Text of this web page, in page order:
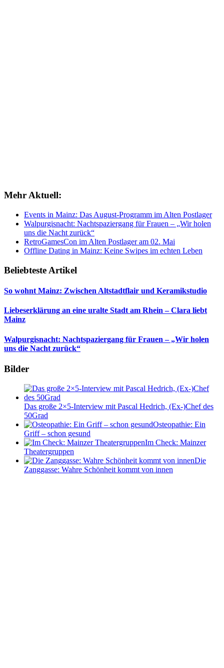
Mehr Aktuell:
Events in Mainz: Das August-Programm im Alten Postlager
Walpurgisnacht: Nachtspaziergang für Frauen – „Wir holen
uns die Nacht zurück“
RetroGamesCon im Alten Postlager am 02. Mai
Offline Dating in Mainz: Keine Swipes im echten Leben
Beliebteste Artikel
So wohnt Mainz: Zwischen Altstadtflair und Keramikstudio
Liebeserklärung an eine uralte Stadt am Rhein – Clara liebt
Mainz
Walpurgisnacht: Nachtspaziergang für Frauen – „Wir holen
uns die Nacht zurück“
Bilder
Das große 2×5-Interview mit Pascal Hedrich, (Ex-)Chef des
50Grad
Osteopathie: Ein
Griff – schon gesund
Im Check: Mainzer
Theatergruppen
Die
Zanggasse: Wahre Schönheit kommt von innen